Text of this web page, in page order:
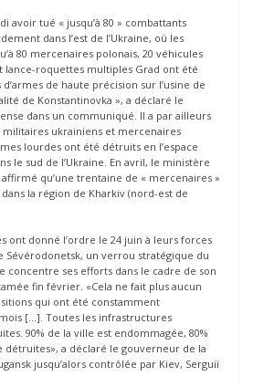
avoir tué « jusqu’à 80 » combattants
dans l’est de l’Ukraine, où les
80 mercenaires polonais, 20 véhicules
lance-roquettes multiples Grad ont été
de haute précision sur l’usine de
de Konstantinovka », a déclaré le
dans un communiqué. Il a par ailleurs
militaires ukrainiens et mercenaires
lourdes ont été détruits en l’espace
le sud de l’Ukraine. En avril, le ministère
qu’une trentaine de « mercenaires »
la région de Kharkiv (nord-est de
ont donné l’ordre le 24 juin à leurs forces
Sévérodonetsk, un verrou stratégique du
concentre ses efforts dans le cadre de son
fin février. «Cela ne fait plus aucun
qui ont été constamment
[…]. Toutes les infrastructures
90% de la ville est endommagée, 80%
détruites», a déclaré le gouverneur de la
jusqu’alors contrôlée par Kiev, Serguiï